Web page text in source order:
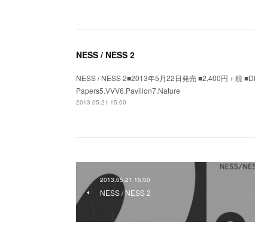
NESS / NESS 2
NESS / NESS 2■2013年5月22日発売 ■2,400円＋税
Papers5.VVV6.Pavillon7.Nature
2013.05.21 15:00
2013.05.21 15:00
NESS / NESS 2